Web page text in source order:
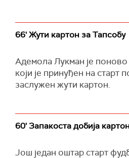
66' Жути картон за Тапсобу
Адемола Лукман је
који је принуђен на старт
заслужен жути картон.
60' Запакоста добија
Још један оштар старт